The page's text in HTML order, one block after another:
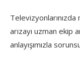
arızayı uzman ekip
anlayışımızla